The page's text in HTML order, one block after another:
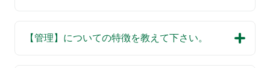
【管理】についての特徴を教えて下さい。